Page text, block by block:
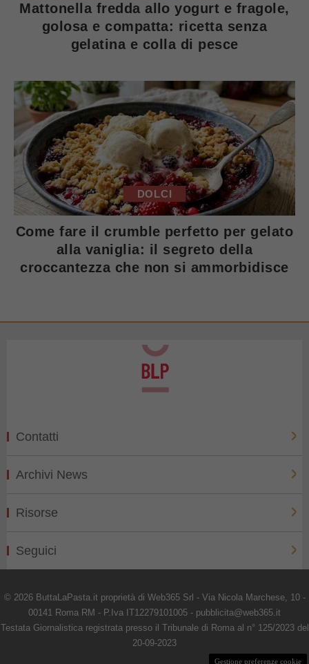
Mattonella fredda allo yogurt e fragole,
golosa e compatta: ricetta senza
gelatina e colla di pesce
DOLCI
Come fare il crumble perfetto per gelato
alla vaniglia: il segreto della
croccantezza che non si ammorbidisce
Contatti
Archivi News
Risorse
Seguici
© 2026 ButtaLaPasta.it proprietà di Web365 Srl - Via Nicola Marchese, 10 -
00141 Roma RM - P.Iva IT12279101005 - pubblicita@web365.it
Testata Giornalistica registrata presso il Tribunale di Roma al n° 125/2023 del
20-09-2023
Gestione preferenze cookie